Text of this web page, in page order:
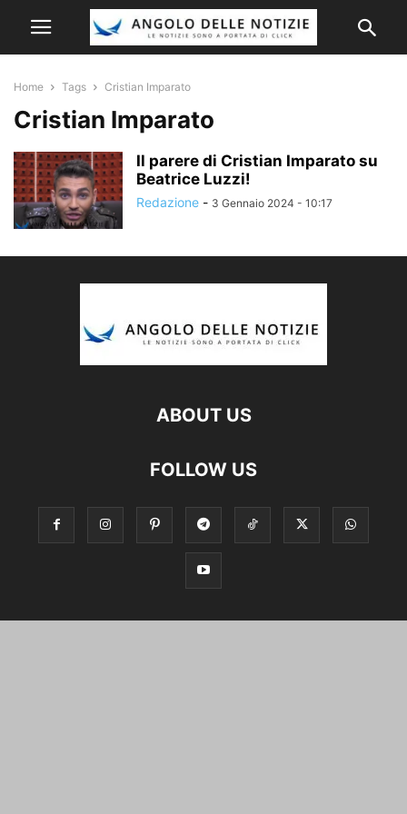
Home Tags Cristian Imparato
Cristian Imparato
Il parere di Cristian Imparato su
Beatrice Luzzi!
Redazione - 3 Gennaio 2024 - 10:17
ABOUT US
FOLLOW US